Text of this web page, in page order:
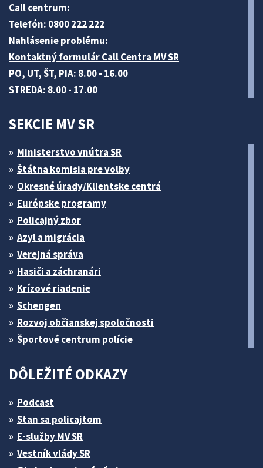
Call centrum:
Telefón: 0800 222 222
Nahlásenie problému:
Kontaktný formulár Call Centra MV SR
PO, UT, ŠT, PIA: 8.00 - 16.00
STREDA: 8.00 - 17.00
SEKCIE MV SR
Ministerstvo vnútra SR
Štátna komisia pre volby
Okresné úrady/Klientske centrá
Európske programy
Policajný zbor
Azyl a migrácia
Verejná správa
Hasiči a záchranári
Krízové riadenie
Schengen
Rozvoj občianskej spoločnosti
Športové centrum polície
DÔLEŽITÉ ODKAZY
Podcast
Stan sa policajtom
E-služby MV SR
Vestník vlády SR